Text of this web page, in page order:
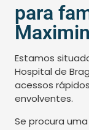
para
Estamos
Hospital de
acessos
envolventes.
Se procura